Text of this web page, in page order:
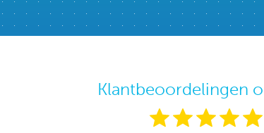
Klantbeoordelingen